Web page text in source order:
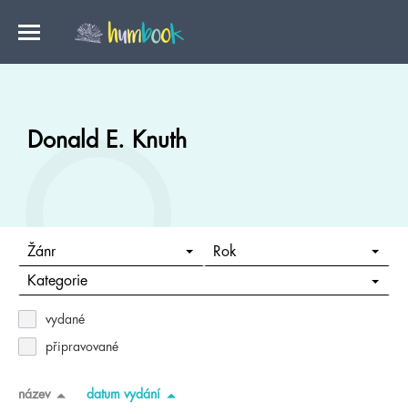
Donald E. Knuth
Žánr Rok
Kategorie
vydané
připravované
název datum vydání